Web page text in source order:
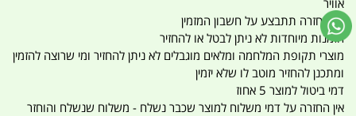
אוויר
כל החזרה תתבצע על חשבון המזמין
הזמנות מיוחדות לא ניתן לבטל או להחזיר
מוצרי תקופת המלחמה ומלאים מוגבלים לא ניתן להחזיר ומי שרוצה להזמין
ומתכנן להחזיר מוטב לו שלא יזמין
דמי ביטול למוצר 5 אחוז
אין החזרה על דמי משלוח למוצר שכבר נשלח - משלוח שנשלח והוחזר